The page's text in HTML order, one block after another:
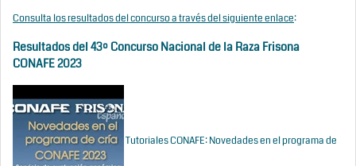
Consulta los resultados del concurso a través del siguiente enlace:
Resultados del 43º Concurso Nacional de la Raza Frisona
CONAFE 2023
Tutoriales CONAFE: Novedades en el programa de